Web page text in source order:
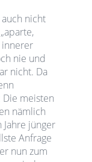
nicht
innerer
nie und
nicht. Da
meisten
nämlich
jünger
Anfrage
nun zum